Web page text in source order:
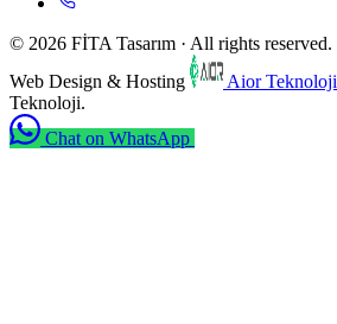
© 2026 FİTA Tasarım · All rights reserved.
Web Design & Hosting
Aior Teknoloji
Teknoloji.
Chat on WhatsApp